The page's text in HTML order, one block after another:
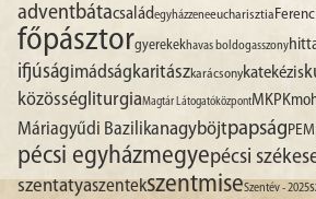
adventbátacsaládegyházzeneeucharisztia
főpásztorgyerekekhavas boldogasszony
ifjúságimádságkaritászkarácsonykatekézis
közösség liturgiaMagtár LátogatóközpontMKPK
Máriagyűdi Bazilikanagyböjtpapság PEM
pécsi egyházmegyepécsi
szentatyaszentekszentmiseSzentév - 2025